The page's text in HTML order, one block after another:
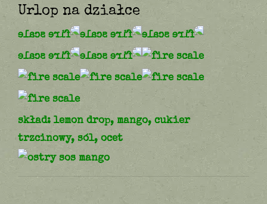
Urlop na działce
skład: lemon drop, mango, cukier
trzcinowy, sól, ocet